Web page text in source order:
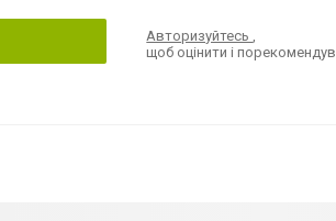
Авторизуйтесь,
щоб оцінити і